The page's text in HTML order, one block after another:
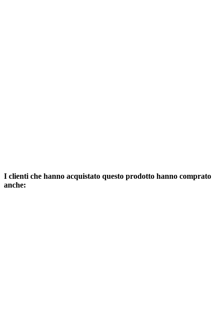
I clienti che hanno acquistato questo prodotto hanno comprato
anche: